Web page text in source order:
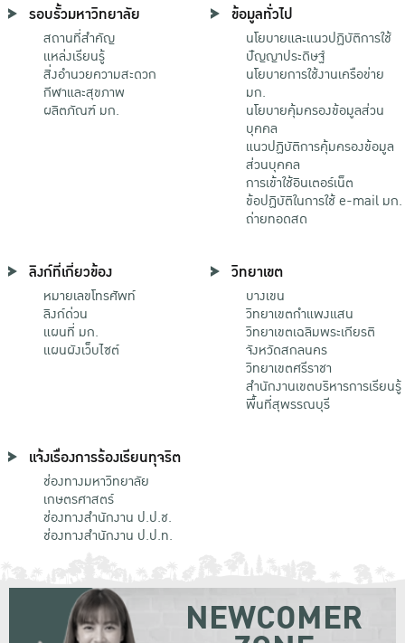
รอบรั้วมหาวิทยาลัย
สถานที่สำคัญ
แหล่งเรียนรู้
สิ่งอำนวยความสะดวก
กีฬาและสุขภาพ
ผลิตภัณฑ์ มก.
ข้อมูลทั่วไป
นโยบายและแนวปฏิบัติการใช้
ปัญญาประดิษฐ์
นโยบายการใช้งานเครือข่าย
มก.
นโยบายคุ้มครองข้อมูลส่วน
บุคคล
แนวปฏิบัติการคุ้มครองข้อมูล
ส่วนบุคคล
การเข้าใช้อินเตอร์เน็ต
ข้อปฏิบัติในการใช้ e-mail มก.
ถ่ายทอดสด
ลิงก์ที่เกี่ยวข้อง
หมายเลขโทรศัพท์
ลิงก์ด่วน
แผนที่ มก.
แผนผังเว็บไซต์
วิทยาเขต
บางเขน
วิทยาเขตกําแพงแสน
วิทยาเขตเฉลิมพระเกียรติ
จังหวัดสกลนคร
วิทยาเขตศรีราชา
สำนักงานเขตบริหารการเรียนรู้
พื้นที่สุพรรณบุรี
แจ้งเรื่องการร้องเรียนทุจริต
ช่องทางมหาวิทยาลัย
เกษตรศาสตร์
ช่องทางสำนักงาน ป.ป.ช.
ช่องทางสำนักงาน ป.ป.ท.
NEWCOMER